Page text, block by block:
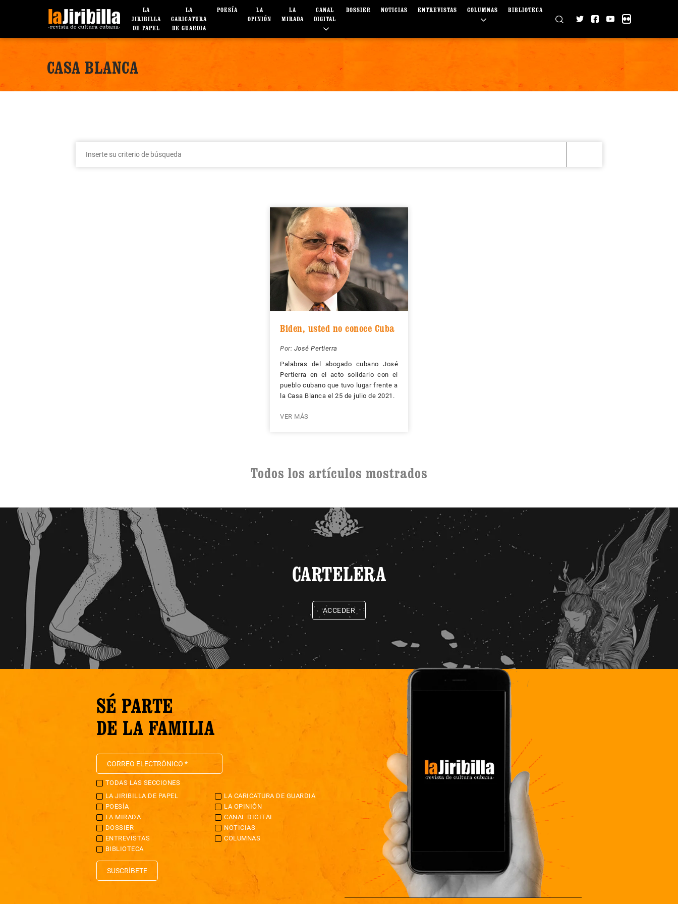
LA
JIRIBILLA
DE PAPEL
LA
CARICATURA
DE GUARDIA
POESÍA
LA
OPINIÓN
LA
MIRADA
CANAL
DIGITAL
DOSSIER NOTICIAS ENTREVISTAS COLUMNAS BIBLIOTECA
CASA BLANCA
Biden, usted no conoce Cuba
Por: José Pertierra
Palabras del abogado cubano José
Pertierra en el acto solidario con el
pueblo cubano que tuvo lugar frente a
la Casa Blanca el 25 de julio de 2021.
VER MÁS
Todos los artículos mostrados
CARTELERA
ACCEDER
SÉ PARTE
DE LA FAMILIA
TODAS LAS SECCIONES
LA JIRIBILLA DE PAPEL
LA CARICATURA DE GUARDIA
POESÍA
LA OPINIÓN
LA MIRADA
CANAL DIGITAL
DOSSIER
NOTICIAS
ENTREVISTAS
COLUMNAS
BIBLIOTECA
SUSCRÍBETE